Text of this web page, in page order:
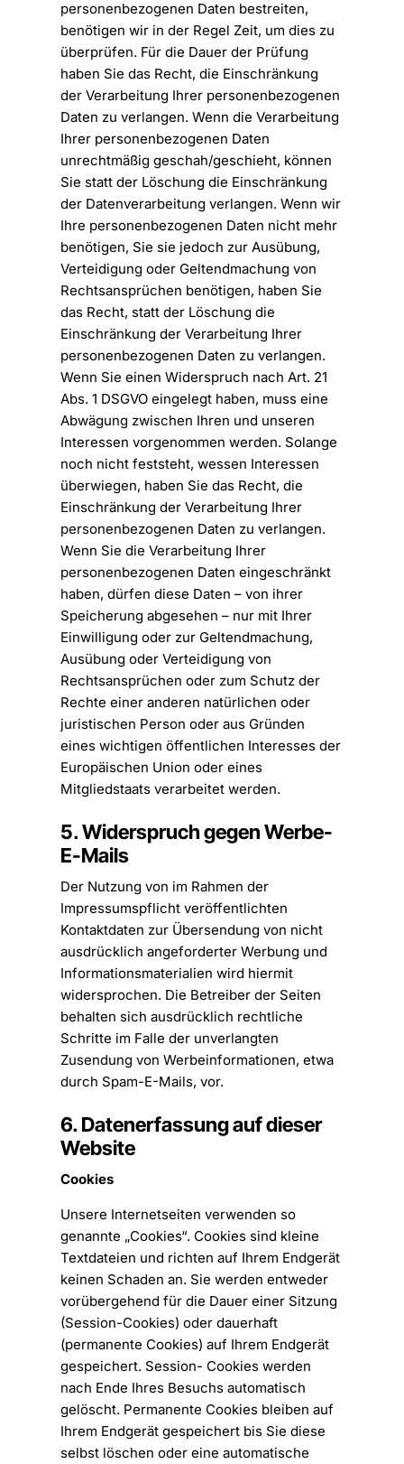
personenbezogenen Daten bestreiten,
benötigen wir in der Regel Zeit, um dies zu
überprüfen. Für die Dauer der Prüfung
haben Sie das Recht, die Einschränkung
der Verarbeitung Ihrer personenbezogenen
Daten zu verlangen. Wenn die Verarbeitung
Ihrer personenbezogenen Daten
unrechtmäßig geschah/geschieht, können
Sie statt der Löschung die Einschränkung
der Datenverarbeitung verlangen. Wenn wir
Ihre personenbezogenen Daten nicht mehr
benötigen, Sie sie jedoch zur Ausübung,
Verteidigung oder Geltendmachung von
Rechtsansprüchen benötigen, haben Sie
das Recht, statt der Löschung die
Einschränkung der Verarbeitung Ihrer
personenbezogenen Daten zu verlangen.
Wenn Sie einen Widerspruch nach Art. 21
Abs. 1 DSGVO eingelegt haben, muss eine
Abwägung zwischen Ihren und unseren
Interessen vorgenommen werden. Solange
noch nicht feststeht, wessen Interessen
überwiegen, haben Sie das Recht, die
Einschränkung der Verarbeitung Ihrer
personenbezogenen Daten zu verlangen.
Wenn Sie die Verarbeitung Ihrer
personenbezogenen Daten eingeschränkt
haben, dürfen diese Daten – von ihrer
Speicherung abgesehen – nur mit Ihrer
Einwilligung oder zur Geltendmachung,
Ausübung oder Verteidigung von
Rechtsansprüchen oder zum Schutz der
Rechte einer anderen natürlichen oder
juristischen Person oder aus Gründen
eines wichtigen öffentlichen Interesses der
Europäischen Union oder eines
Mitgliedstaats verarbeitet werden.
5. Widerspruch gegen Werbe-
E-Mails
Der Nutzung von im Rahmen der
Impressumspflicht veröffentlichten
Kontaktdaten zur Übersendung von nicht
ausdrücklich angeforderter Werbung und
Informationsmaterialien wird hiermit
widersprochen. Die Betreiber der Seiten
behalten sich ausdrücklich rechtliche
Schritte im Falle der unverlangten
Zusendung von Werbeinformationen, etwa
durch Spam-E-Mails, vor.
6. Datenerfassung auf dieser
Website
Cookies
Unsere Internetseiten verwenden so
genannte „Cookies“. Cookies sind kleine
Textdateien und richten auf Ihrem Endgerät
keinen Schaden an. Sie werden entweder
vorübergehend für die Dauer einer Sitzung
(Session-Cookies) oder dauerhaft
(permanente Cookies) auf Ihrem Endgerät
gespeichert. Session- Cookies werden
nach Ende Ihres Besuchs automatisch
gelöscht. Permanente Cookies bleiben auf
Ihrem Endgerät gespeichert bis Sie diese
selbst löschen oder eine automatische